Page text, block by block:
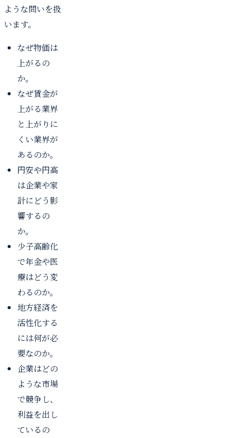
ような問いを扱
います。
なぜ物価は
上がるの
か。
なぜ賃金が
上がる業界
と上がりに
くい業界が
あるのか。
円安や円高
は企業や家
計にどう影
響するの
か。
少子高齢化
で年金や医
療はどう変
わるのか。
地方経済を
活性化する
には何が必
要なのか。
企業はどの
ような市場
で競争し、
利益を出し
ているの